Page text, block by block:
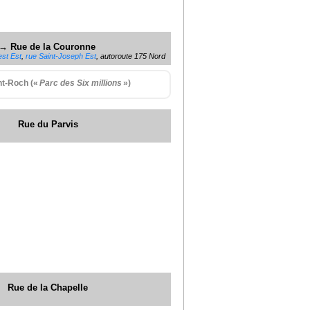
→ Rue de la Couronne
Est, rue Saint-Joseph Est, autoroute 175 Nord
Roch (« Parc des Six millions »)
Rue du Parvis
Rue de la Chapelle